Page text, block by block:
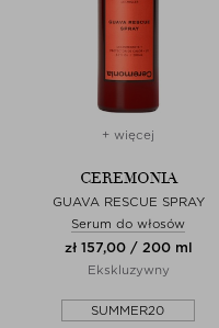
+ więcej
CEREMONIA
GUAVA RESCUE SPRAY
Serum do włosów
zł 157,00 / 200 ml
Ekskluzywny
SUMMER20